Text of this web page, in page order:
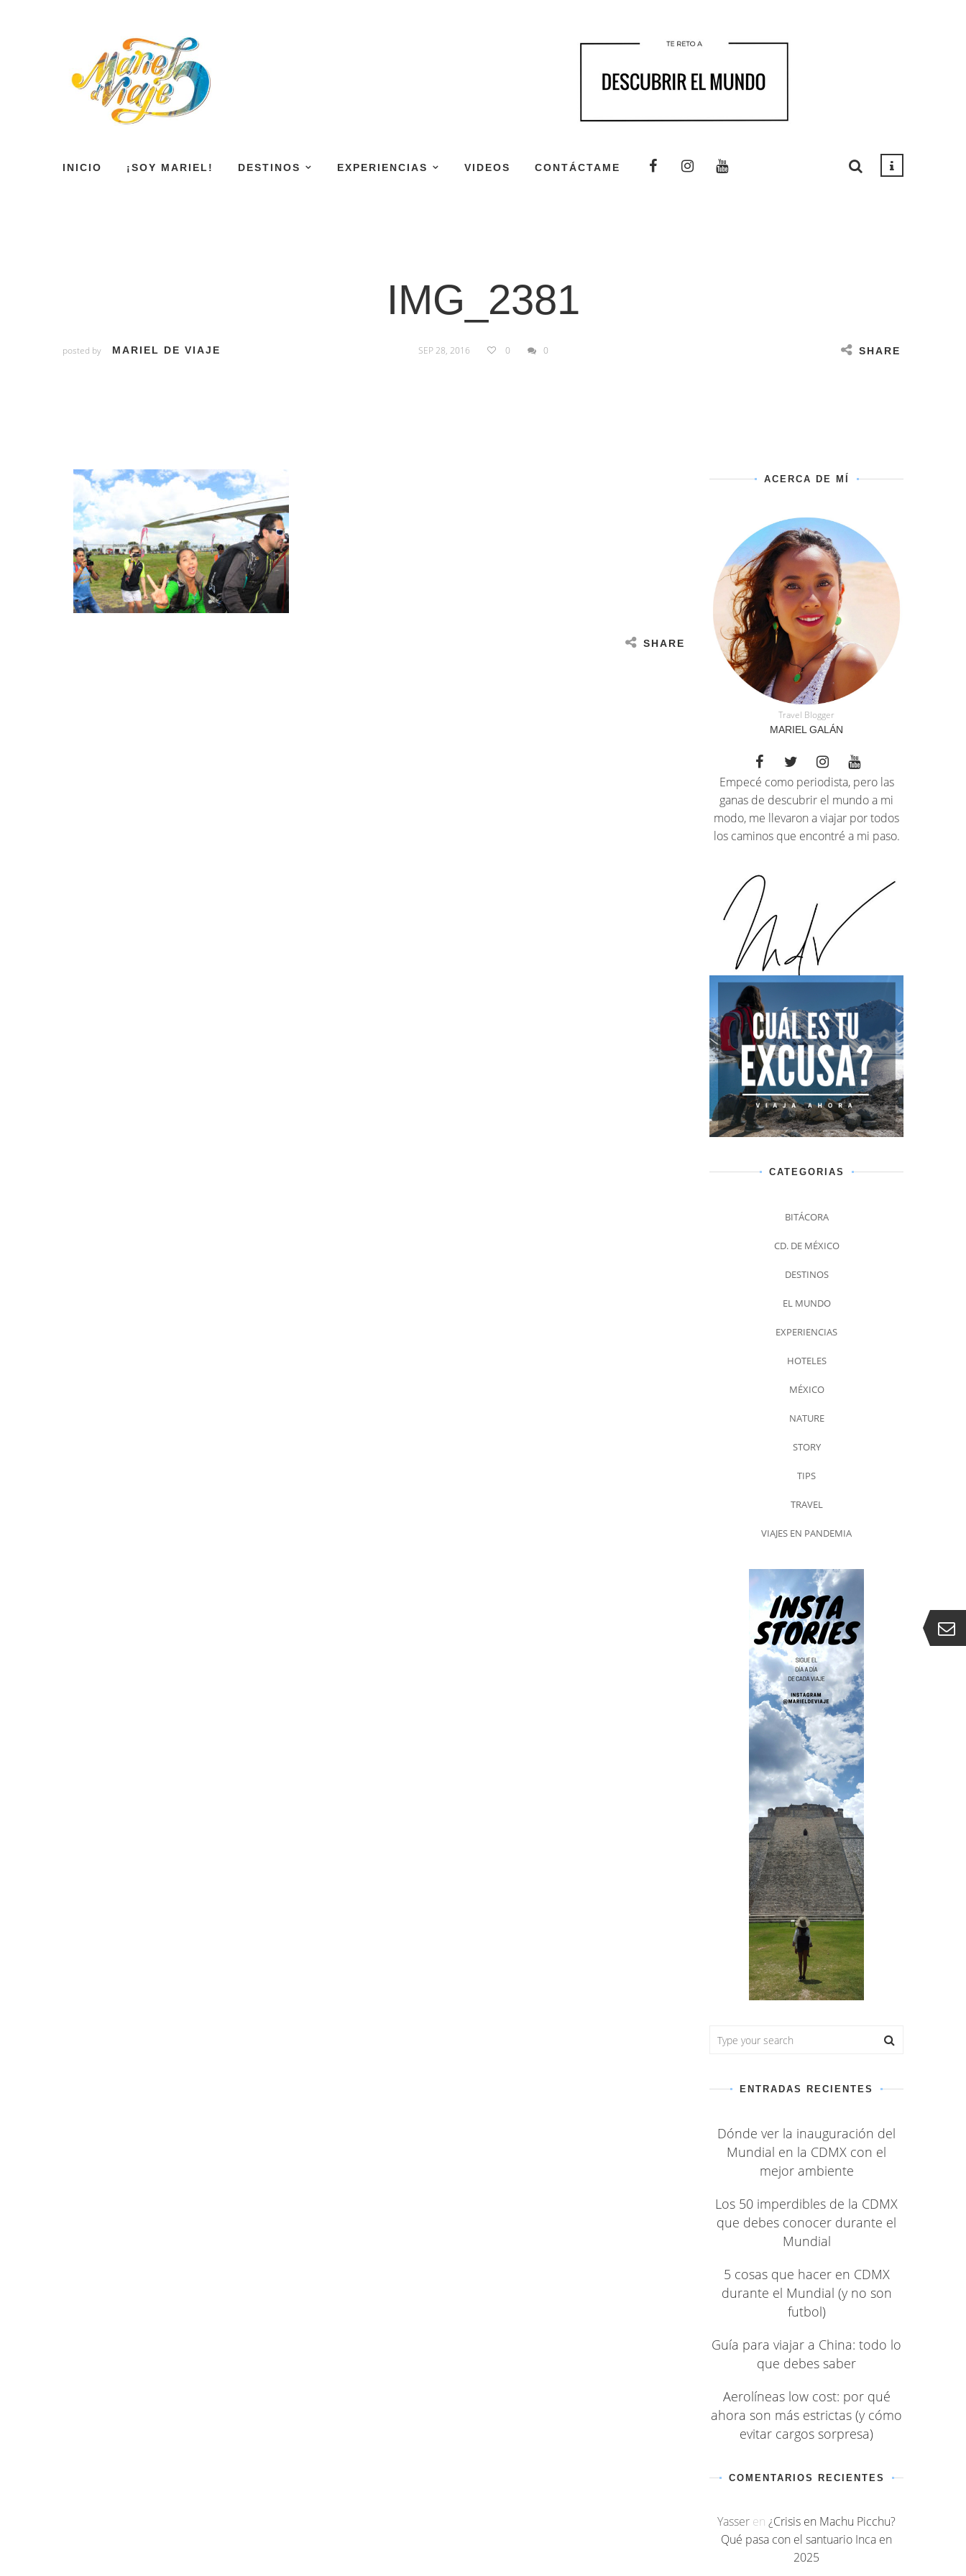
INICIO ¡SOY MARIEL! DESTINOS EXPERIENCIAS VIDEOS CONTÁCTAME
IMG_2381
posted by MARIEL DE VIAJE SEP 28, 2016 0 0 SHARE
SHARE
ACERCA DE MÍ
Travel Blogger
MARIEL GALÁN
Empecé como periodista, pero las
ganas de descubrir el mundo a mi
modo, me llevaron a viajar por todos
los caminos que encontré a mi paso.
CATEGORIAS
BITÁCORA
CD. DE MÉXICO
DESTINOS
EL MUNDO
EXPERIENCIAS
HOTELES
MÉXICO
NATURE
STORY
TIPS
TRAVEL
VIAJES EN PANDEMIA
ENTRADAS RECIENTES
Dónde ver la inauguración del
Mundial en la CDMX con el
mejor ambiente
Los 50 imperdibles de la CDMX
que debes conocer durante el
Mundial
5 cosas que hacer en CDMX
durante el Mundial (y no son
futbol)
Guía para viajar a China: todo lo
que debes saber
Aerolíneas low cost: por qué
ahora son más estrictas (y cómo
evitar cargos sorpresa)
COMENTARIOS RECIENTES
Yasser en ¿Crisis en Machu Picchu?
Qué pasa con el santuario Inca en
2025